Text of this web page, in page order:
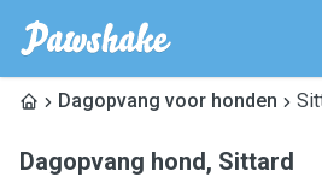
Dagopvang voor honden
Dagopvang hond, Sittard